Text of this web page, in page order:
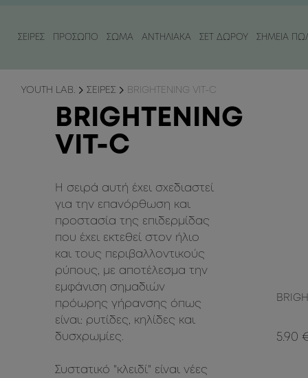
ΣΕΙΡΕΣ ΠΡΟΣΩΠΟ
ΚΑΘΑΡΙΣΜΟΣ
ΟΡΟΙ & ΕΛΑΙΑ ΠΡΟΣΩΠΟΥ
ΑΠΟΛΕΠΙΣΗ ΠΡΟΣΩΠΟΥ
ΜΑΣΚΕΣ ΠΡΟΣΩΠΟΥ
ΠΕΡΙΠΟΙΗΣΗ ΧΕΙΛΙΩΝ
ΜΕΙΩΣΗ
ΠΡΩΤΑ
ΘΑΜΠΟ
ΕΝΥΔΑΤΩΣΗ
ΜΑΥΡΟΙ
ΣΩΜΑ
ΠΕΡΙΠΟΙΗΣΗ ΣΩΜΑΤΟΣ
ΠΕΡΙΠΟΙΗΣΗ ΧΕΡΙΩΝ ΣΥΣΦΙΞΗ /
ΧΑΛΑΡΩΣΗ &
ΑΝΤΗΛΙΑΚΑ
ΑΝΤΗΛΙΑΚΑ ΠΡΟΣΩΠΟΥ
ΑΝΤΗΛΙΑΚΑ ΣΩΜΑΤΟΣ
ΣΕΤ ΔΩΡΟΥ ΣΗΜΕΙΑ
YOUTH LAB. ΣΕΙΡΕΣ BRIGHTENING VIT-C
BRIGHTENING
VIT-C
Η σειρά αυτή έχει σχεδιαστεί
για την επανόρθωση και
προστασία της επιδερμίδας
που έχει εκτεθεί στον ήλιο
και τους περιβαλλοντικούς
ρύπους, με αποτέλεσμα την
εμφάνιση σημαδιών
πρόωρης γήρανσης όπως
είναι: ρυτίδες, κηλίδες και
δυσχρωμίες.
Συστατικό "κλειδί" είναι νέες
5.90